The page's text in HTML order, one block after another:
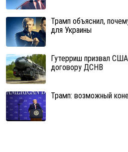
Трамп объяснил,
для Украины
Гутерриш призвал
договору ДСНВ
Трамп: возможный